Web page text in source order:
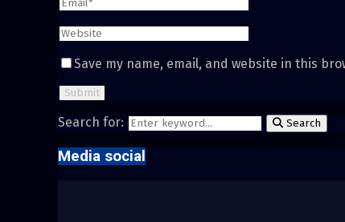
Save my name, email, and website in this
Search for: Search
Media social